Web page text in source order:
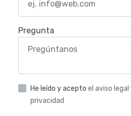
Pregunta
He leído y acepto el aviso legal
privacidad